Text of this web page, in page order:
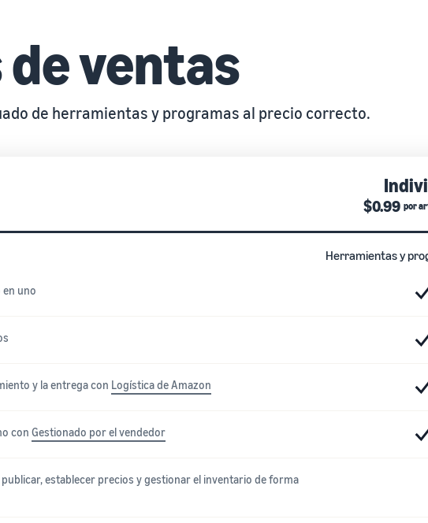
de ventas
de herramientas y programas al precio correcto.
$0.99 por
Herramientas y
uno
y la entrega con Logística de Amazon
con Gestionado por el vendedor
publicar, establecer precios y gestionar el inventario de forma